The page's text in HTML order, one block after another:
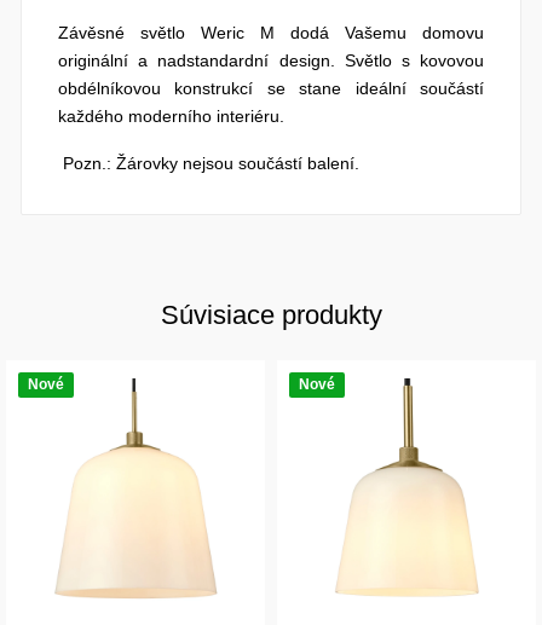
Závěsné světlo Weric M dodá Vašemu domovu
originální a nadstandardní design. Světlo s kovovou
obdélníkovou konstrukcí se stane ideální součástí
každého moderního interiéru.
Pozn.: Žárovky nejsou součástí balení.
Súvisiace produkty
Nové Nové